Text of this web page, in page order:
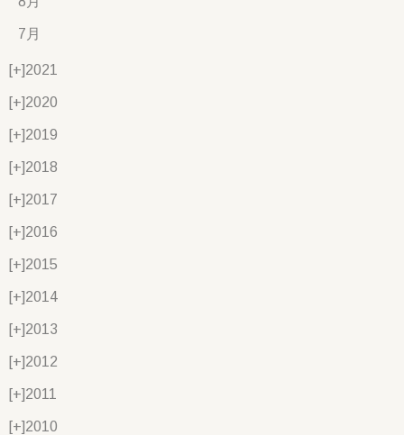
7月
[+]2021
[+]2020
[+]2019
[+]2018
[+]2017
[+]2016
[+]2015
[+]2014
[+]2013
[+]2012
[+]2011
[+]2010